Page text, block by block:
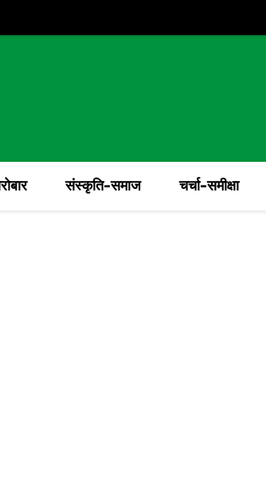
संस्कृति-समाज चर्चा-समीक्षा